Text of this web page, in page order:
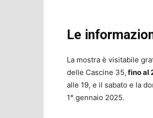
Le
La mostra è visitabile
delle Cascine 35, fino al
alle 19, e il sabato e la
1° gennaio 2025.